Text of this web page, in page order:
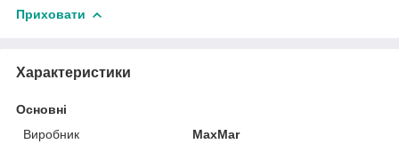
Приховати
Характеристики
Основні
Виробник
MaxMar